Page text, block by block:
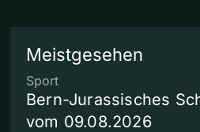
Meistgesehen
Sport
Bern-Jurassisches
vom 09.08.2026